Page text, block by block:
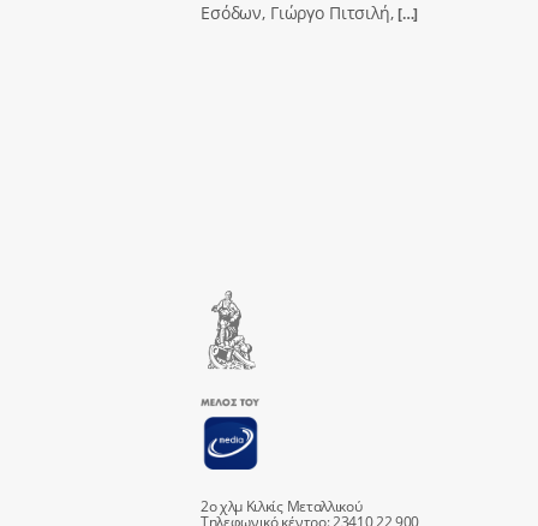
Εσόδων, Γιώργο Πιτσιλή,[…]
2ο χλμ Κιλκίς Μεταλλικού
Τηλεφωνικό κέντρο: 23410 22 900